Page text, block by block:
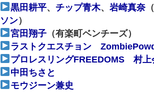
黒田耕平、 チップ青木、 岩崎真奈
ソン）
宮田翔子（有楽町ベンチーズ）
ラストクエスチョン
プロレスリングFREEDOMS
村上
中田ちさと
モウジーン兼史